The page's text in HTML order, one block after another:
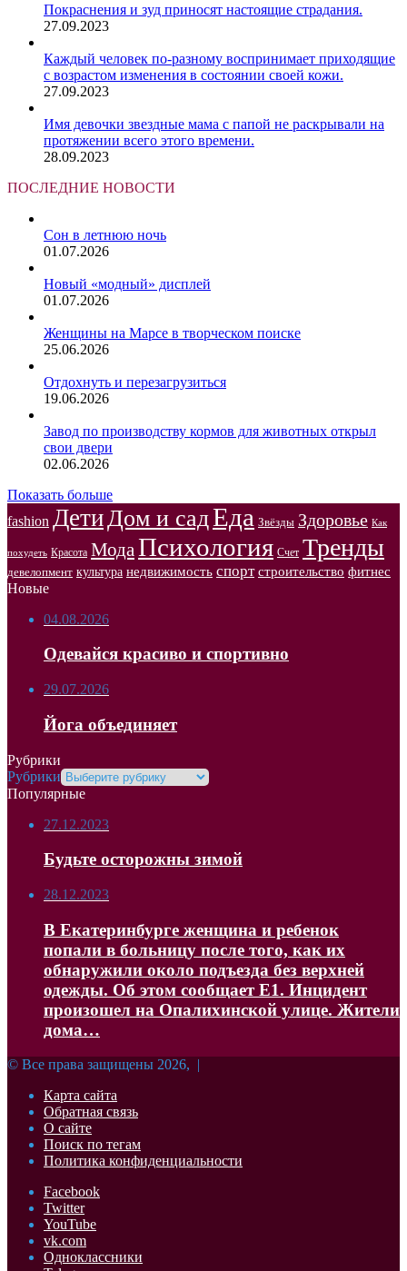
Покраснения и зуд приносят настоящие страдания.
27.09.2023
Каждый человек по-разному воспринимает приходящие
с возрастом изменения в состоянии своей кожи.
27.09.2023
Имя девочки звездные мама с папой не раскрывали на
протяжении всего этого времени.
28.09.2023
ПОСЛЕДНИЕ НОВОСТИ
Сон в летнюю ночь
01.07.2026
Новый «модный» дисплей
01.07.2026
Женщины на Марсе в творческом поиске
25.06.2026
Отдохнуть и перезагрузиться
19.06.2026
Завод по производству кормов для животных открыл
свои двери
02.06.2026
Показать больше
fashion Дети Дом и садЕда Звёзды Здоровье Как
похудеть Красота Мода Психология Счет Тренды
девелопмент культура недвижимость спорт строительство фитнес
Новые
04.08.2026
Одевайся красиво и спортивно
29.07.2026
Йога объединяет
Рубрики
Рубрики
Популярные
27.12.2023
Будьте осторожны зимой
28.12.2023
В Екатеринбурге женщина и ребенок
попали в больницу после того, как их
обнаружили около подъезда без верхней
одежды. Об этом сообщает Е1. Инцидент
произошел на Опалихинской улице. Жители
дома…
© Все права защищены 2026, |
Карта сайта
Обратная связь
О сайте
Поиск по тегам
Политика конфиденциальности
Facebook
Twitter
YouTube
vk.com
Одноклассники